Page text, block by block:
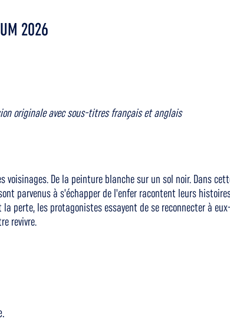
2026
originale avec sous-titres français et anglais
voisinages. De la peinture blanche sur un sol noir. Dans
parvenus à s'échapper de l'enfer racontent leurs
perte, les protagonistes essayent de se reconnecter à
revivre.